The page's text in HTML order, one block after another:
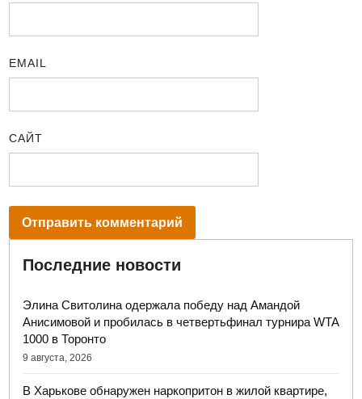
EMAIL
САЙТ
Последние новости
Элина Свитолина одержала победу над Амандой
Анисимовой и пробилась в четвертьфинал турнира WTA
1000 в Торонто
9 августа, 2026
В Харькове обнаружен наркопритон в жилой квартире,